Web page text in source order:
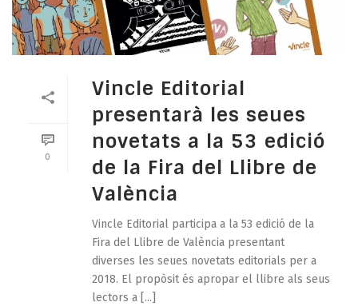
0
Vincle Editorial
presentarà les seues
novetats a la 53 edició
de la Fira del Llibre de
València
Vincle Editorial participa a la 53 edició de la
Fira del Llibre de València presentant
diverses les seues novetats editorials per a
2018. El propòsit és apropar el llibre als seus
lectors a [...]